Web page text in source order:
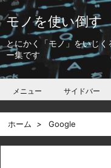
モノを使い倒す
とにかく「モノ」をいじ
ー集です
メニュー サイドバー
ホーム > Google